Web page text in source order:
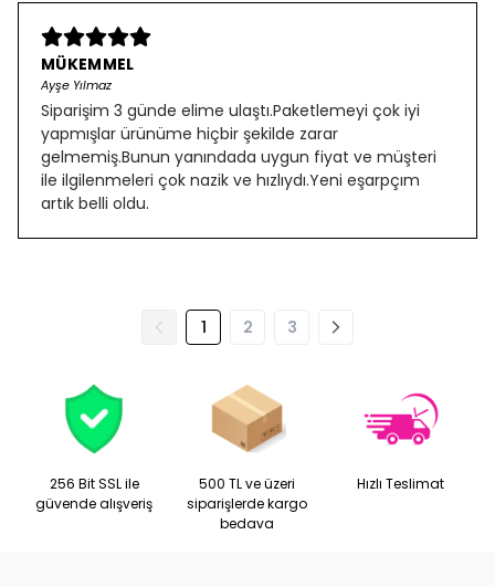
MÜKEMMEL
Ayşe Yılmaz
Siparişim 3 günde elime ulaştı.Paketlemeyi çok iyi
yapmışlar ürünüme hiçbir şekilde zarar
gelmemiş.Bunun yanındada uygun fiyat ve müşteri
ile ilgilenmeleri çok nazik ve hızlıydı.Yeni eşarpçım
artık belli oldu.
1 2 3
256 Bit SSL ile
güvende alışveriş
500 TL ve üzeri
siparişlerde kargo
bedava
Hızlı Teslimat